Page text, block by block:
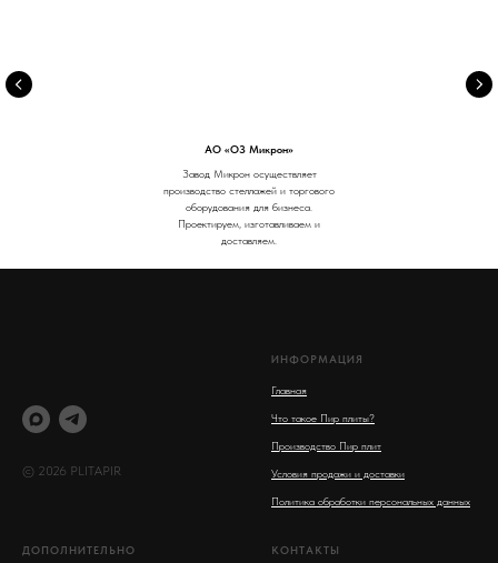
АО «ОЗ Микрон»
Завод Микрон осуществляет
производство стеллажей и торгового
оборудования для бизнеса.
Проектируем, изготавливаем и
доставляем.
© 2026 PLITAPIR
ИНФОРМАЦИЯ
Главная
Что такое Пир плиты?
Производство Пир плит
Условия продажи и доставки
Политика обработки персональных данных
ДОПОЛНИТЕЛЬНО КОНТАКТЫ